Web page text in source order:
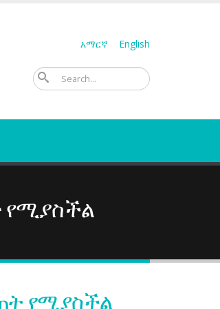
አማርኛ English
የሚያስችል
የሚያስችል